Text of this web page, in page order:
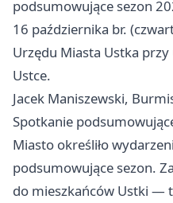
podsumowujące sezon
16 października br.
Urzędu Miasta Ustka
Ustce.
Jacek Maniszewski,
Spotkanie
Miasto określiło
podsumowujące sezon.
do mieszkańców Ustki —